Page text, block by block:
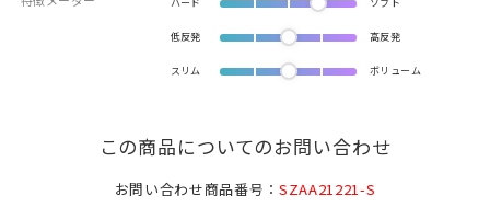
ハード ソフト
低反発 高反発
スリム ボリューム
この商品についてのお問い合わせ
お問い合わせ商品番号： SZAA21221-S